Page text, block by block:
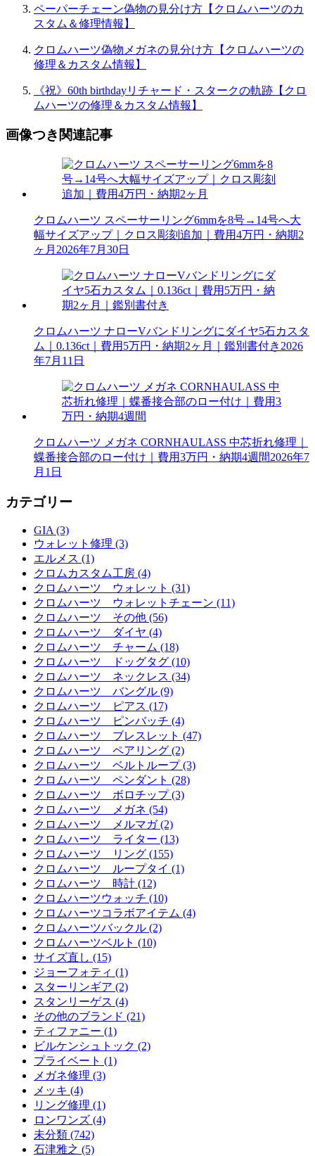
ペーパーチェーン偽物の見分け方【クロムハーツのカ
スタム＆修理情報】
クロムハーツ偽物メガネの見分け方【クロムハーツの
修理＆カスタム情報】
《祝》60th birthdayリチャード・スタークの軌跡【クロ
ムハーツの修理＆カスタム情報】
画像つき関連記事
クロムハーツ スペーサーリング6mmを8号→14号へ大
幅サイズアップ｜クロス彫刻追加｜費用4万円・納期2
ヶ月 2026年7月30日
クロムハーツ ナローVバンドリングにダイヤ5石カスタ
ム｜0.136ct｜費用5万円・納期2ヶ月｜鑑別書付き 2026
年7月11日
クロムハーツ メガネ CORNHAULASS 中芯折れ修理｜
蝶番接合部のロー付け｜費用3万円・納期4週間2026年7
月1日
カテゴリー
GIA (3)
ウォレット修理 (3)
エルメス (1)
クロムカスタム工房 (4)
クロムハーツ ウォレット (31)
クロムハーツ ウォレットチェーン (11)
クロムハーツ その他 (56)
クロムハーツ ダイヤ (4)
クロムハーツ チャーム (18)
クロムハーツ ドッグタグ (10)
クロムハーツ ネックレス (34)
クロムハーツ バングル (9)
クロムハーツ ピアス (17)
クロムハーツ ピンバッチ (4)
クロムハーツ ブレスレット (47)
クロムハーツ ペアリング (2)
クロムハーツ ベルトループ (3)
クロムハーツ ペンダント (28)
クロムハーツ ボロチップ (3)
クロムハーツ メガネ (54)
クロムハーツ メルマガ (2)
クロムハーツ ライター (13)
クロムハーツ リング (155)
クロムハーツ ループタイ (1)
クロムハーツ 時計 (12)
クロムハーツウォッチ (10)
クロムハーツコラボアイテム (4)
クロムハーツバックル (2)
クロムハーツベルト (10)
サイズ直し (15)
ジョーフォティ (1)
スターリンギア (2)
スタンリーゲス (4)
その他のブランド (21)
ティファニー (1)
ビルケンシュトック (2)
プライベート (1)
メガネ修理 (3)
メッキ (4)
リング修理 (1)
ロンワンズ (4)
未分類 (742)
石津雅之 (5)